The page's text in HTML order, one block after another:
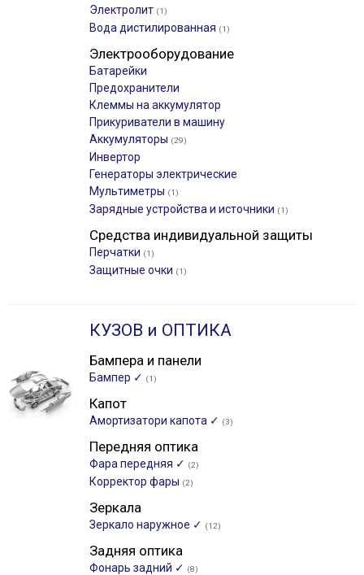
Электролит (1)
Вода дистилированная (1)
Электрооборудование
Батарейки
Предохранители
Клеммы на аккумулятор
Прикуриватели в машину
Аккумуляторы (29)
Инвертор
Генераторы электрические
Мультиметры (1)
Зарядные устройства и источники (1)
Средства индивидуальной защиты
Перчатки (1)
Защитные очки (1)
КУЗОВ и ОПТИКА
Бампера и панели
Бампер ✓ (1)
Капот
Амортизатори капота ✓ (3)
Передняя оптика
Фара передняя ✓ (2)
Корректор фары (2)
Зеркала
Зеркало наружное ✓ (12)
Задняя оптика
Фонарь задний ✓ (8)